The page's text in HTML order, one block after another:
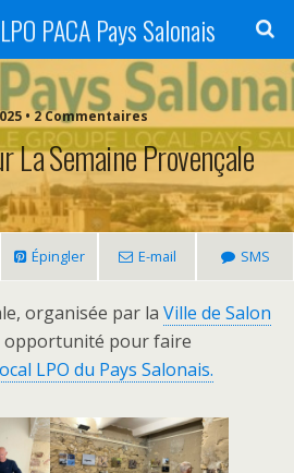
PACA Pays Salonais
• 2 Commentaires
La Semaine Provençale
Épingler E-mail SMS
organisée par la Ville de Salon
opportunité pour faire
LPO du Pays Salonais.